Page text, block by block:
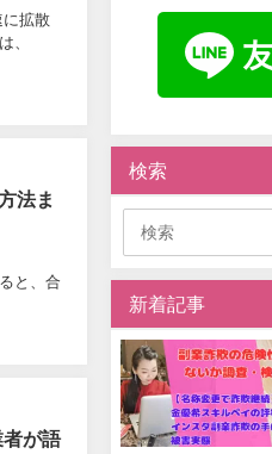
に拡散
、
法ま
と、合
が語
検索
新着記事